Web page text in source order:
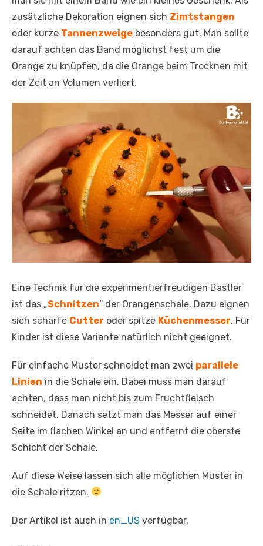
zusätzliche Dekoration eignen sich Zimtstangen
oder kurze Tannenzweige besonders gut. Man sollte
darauf achten das Band möglichst fest um die
Orange zu knüpfen, da die Orange beim Trocknen mit
der Zeit an Volumen verliert.
Eine Technik für die experimentierfreudigen Bastler
ist das „Schnitzen“ der Orangenschale. Dazu eignen
sich scharfe Cutter oder spitze Küchenmesser. Für
Kinder ist diese Variante natürlich nicht geeignet.
Für einfache Muster schneidet man zwei parallele
Linien in die Schale ein. Dabei muss man darauf
achten, dass man nicht bis zum Fruchtfleisch
schneidet. Danach setzt man das Messer auf einer
Seite im flachen Winkel an und entfernt die oberste
Schicht der Schale.
Auf diese Weise lassen sich alle möglichen Muster in
die Schale ritzen.
Der Artikel ist auch in en_US verfügbar.